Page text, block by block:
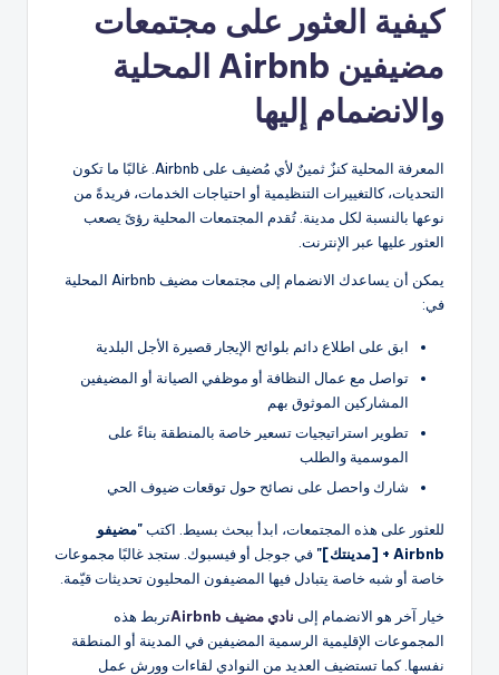
كيفية العثور على مجتمعات
مضيفين Airbnb المحلية
والانضمام إليها
المعرفة المحلية كنزٌ ثمينٌ لأي مُضيف على Airbnb. غالبًا ما تكون
التحديات، كالتغييرات التنظيمية أو احتياجات الخدمات، فريدةً من
نوعها بالنسبة لكل مدينة. تُقدم المجتمعات المحلية رؤىً يصعب
العثور عليها عبر الإنترنت.
يمكن أن يساعدك الانضمام إلى مجتمعات مضيف Airbnb المحلية
في:
ابق على اطلاع دائم بلوائح الإيجار قصيرة الأجل البلدية
تواصل مع عمال النظافة أو موظفي الصيانة أو المضيفين
المشاركين الموثوق بهم
تطوير استراتيجيات تسعير خاصة بالمنطقة بناءً على
الموسمية والطلب
شارك واحصل على نصائح حول توقعات ضيوف الحي
للعثور على هذه المجتمعات، ابدأ ببحث بسيط. اكتب"مضيفو
Airbnb + [مدينتك]"
في جوجل أو فيسبوك. ستجد غالبًا مجموعات
خاصة أو شبه خاصة يتبادل فيها المضيفون المحليون تحديثات قيّمة.
خيار آخر هو الانضمام إلى نادي مضيف Airbnb
تربط هذه
المجموعات الإقليمية الرسمية المضيفين في المدينة أو المنطقة
نفسها. كما تستضيف العديد من النوادي لقاءات وورش عمل